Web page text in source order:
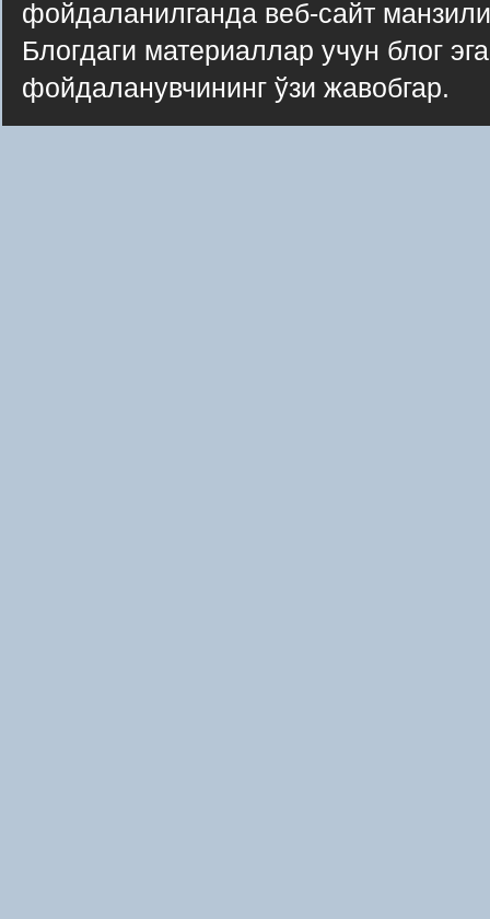
фойдаланилганда веб-сайт
Блогдаги материаллар учун блог
фойдаланувчининг ўзи жавобгар.